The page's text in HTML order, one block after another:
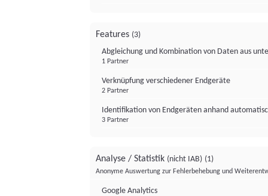
Features (3)
Abgleichung und Kombination von Daten aus
1 Partner
Verknüpfung verschiedener Endgeräte
2 Partner
Identifikation von Endgeräten anhand
3 Partner
Analyse / Statistik (nicht IAB) (1)
Anonyme Auswertung zur Fehlerbehebung und
Google Analytics